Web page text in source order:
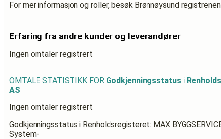
For mer informasjon og roller, besøk Brønnøysund
Erfaring fra andre kunder og leverandører
Ingen omtaler registrert
OMTALE STATISTIKK FOR Godkjenningsstatus i
AS
Ingen omtaler registrert
Godkjenningsstatus i Renholdsregisteret: MAX
System-